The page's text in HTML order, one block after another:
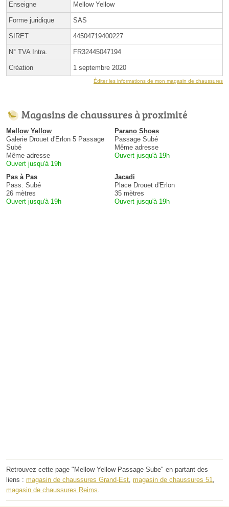
Enseigne Mellow Yellow
Forme juridique SAS
SIRET 44504719400227
N° TVA Intra. FR32445047194
Création 1 septembre 2020
Éditer les informations de mon magasin de chaussures
Magasins de chaussures à proximité
Mellow Yellow
Galerie Drouet d'Erlon 5 Passage
Subé
Même adresse
Ouvert jusqu'à 19h
Parano Shoes
Passage Subé
Même adresse
Ouvert jusqu'à 19h
Pas à Pas
Pass. Subé
26 mètres
Ouvert jusqu'à 19h
Jacadi
Place Drouet d'Erlon
35 mètres
Ouvert jusqu'à 19h
Retrouvez cette page "Mellow Yellow Passage Sube" en partant des
liens : magasin de chaussures Grand-Est, magasin de chaussures 51,
magasin de chaussures Reims.